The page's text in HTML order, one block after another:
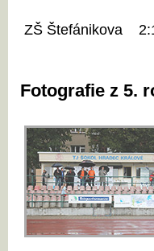
ZŠ Štefánikova
Fotografie z 5.